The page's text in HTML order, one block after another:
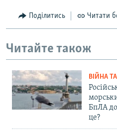
Поділитись Читати
Читайте також
ВІЙНА
БпЛА
це?